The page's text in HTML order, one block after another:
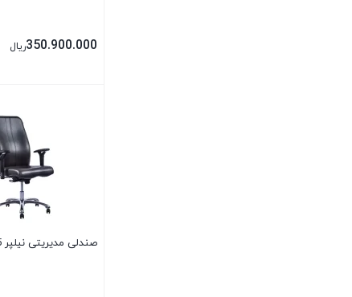
350.900.000ریال
صندلی مدیریتی نیلپر OCM825